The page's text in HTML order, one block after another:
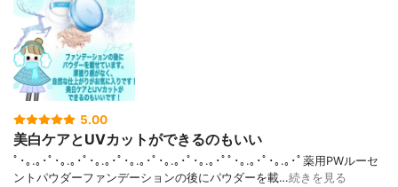
5.00
美白ケアとUVカットができるのもいい
ﾟ･｡.｡･ﾟ･｡.｡･ﾟ･｡.｡･ﾟ･｡.｡･ﾟ･｡.｡･ﾟ･｡.｡･ﾟﾟ･｡.｡･ﾟ･｡.｡･ﾟ薬用PWルーセ
ントパウダーファンデーションの後にパウダーを載…続きを見る